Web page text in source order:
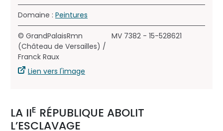
Domaine : Peintures
© GrandPalaisRmn
(Château de Versailles) /
Franck Raux
Lien vers l'image
MV 7382 - 15-528621
LA IIE RÉPUBLIQUE ABOLIT
L’ESCLAVAGE